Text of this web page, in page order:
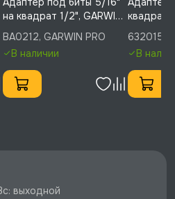
на квадрат 1/2", GARWIN
PRO, BA0212
BA0212, GARWIN PRO
В наличии
квадрат
PRO,
632015-
В
выходной